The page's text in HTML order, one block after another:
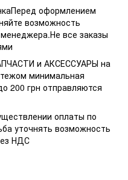
оформлением
возможность
все заказы
и АКСЕССУАРЫ на
минимальная
200 грн отправляются
оплаты по
уточнять возможность
НДС